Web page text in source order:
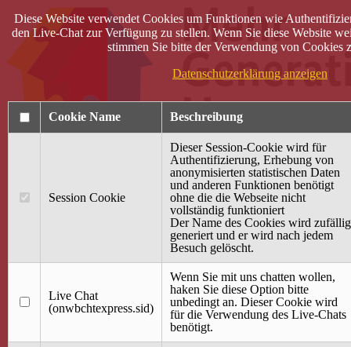
40 Jahre Mütterzentrum
Terminkalender
Gemeinsam aktiv
Gemeinsam unterwegs
wirFAIRändern
Diese Website verwendet Cookies um Funktionen wie
den Live-Chat zur Verfügung zu stellen. Wenn Sie diese Website
stimmen Sie bitte der Verwendung von Cookies
Datenschutzerklärung anzeigen
Cookie Name Beschreibung
Session Cookie
Dieser Session-Cookie wird für
Authentifizierung, Erhebung von
anonymisierten statistischen Daten
und anderen Funktionen benötigt
ohne die die Webseite nicht
vollständig funktioniert
Der Name des Cookies wird zufällig
generiert und er wird nach jedem
Besuch gelöscht.
Live Chat
(onwbchtexpress.sid)
Wenn Sie mit uns chatten wollen,
haken Sie diese Option bitte
unbedingt an. Dieser Cookie wird
für die Verwendung des Live-Chats
benötigt.